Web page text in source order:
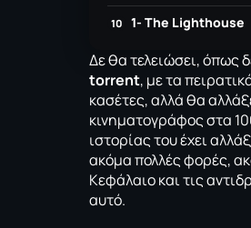
1- The Lighthouse
Δε θα τελειώσει, όπως
torrent, με τα
κασέτες, αλλά θα
κινηματογράφος στα
ιστορίας του έχει
ακόμα πολλές φορές,
Κεφάλαιο και τις
αυτό.